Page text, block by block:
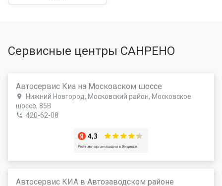
Сервисные центры САНРЕНО
Автосервис Киа на Московском шоссе
Нижний Новгород, Московский район, Московское
шоссе, 85В
420-62-08
Автосервис КИА в Автозаводском районе